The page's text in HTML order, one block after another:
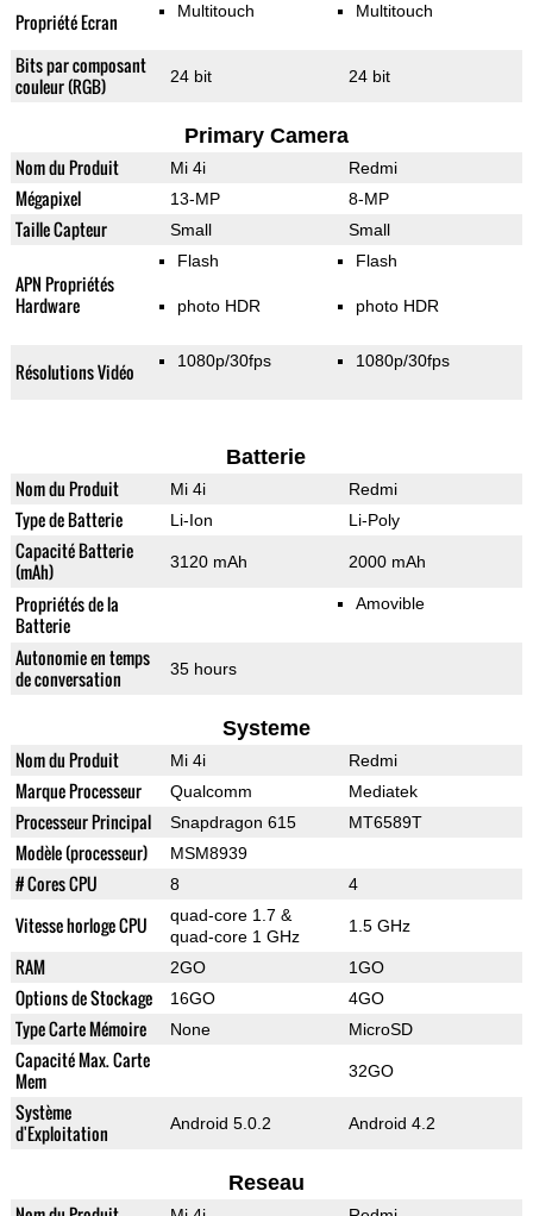
Propriété Ecran Multitouch Multitouch
Bits par composant
couleur (RGB)
24 bit 24 bit
Primary Camera
Nom du Produit Mi 4i Redmi
Mégapixel 13-MP 8-MP
Taille Capteur Small Small
APN Propriétés
Hardware
Flash
photo HDR
Flash
photo HDR
Résolutions Vidéo 1080p/30fps 1080p/30fps
Batterie
Nom du Produit Mi 4i Redmi
Type de Batterie Li-Ion Li-Poly
Capacité Batterie
(mAh)
3120 mAh 2000 mAh
Propriétés de la
Batterie
Amovible
Autonomie en temps
de conversation
35 hours
Systeme
Nom du Produit Mi 4i Redmi
Marque Processeur Qualcomm Mediatek
Processeur Principal Snapdragon 615 MT6589T
Modèle (processeur) MSM8939
# Cores CPU 8 4
Vitesse horloge CPU
quad-core 1.7 &
quad-core 1 GHz
1.5 GHz
RAM 2GO 1GO
Options de Stockage 16GO 4GO
Type Carte Mémoire None MicroSD
Capacité Max. Carte
Mem
32GO
Système
d'Exploitation
Android 5.0.2 Android 4.2
Reseau